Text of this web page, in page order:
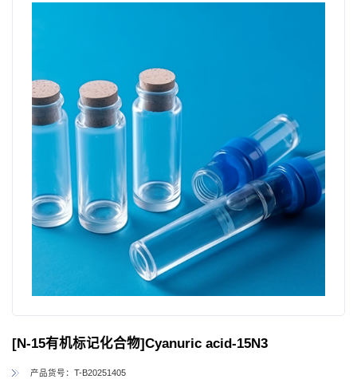
[N-15有机标记化合物]Cyanuric acid-15N3
产品货号：T-B20251405